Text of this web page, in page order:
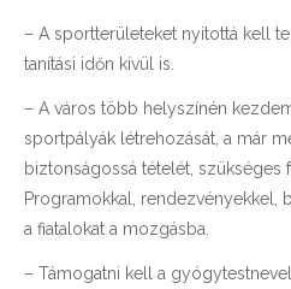
– A sportterületeket nyitottá kell
tanítási időn kívül is.
– A város több helyszínén
sportpályák létrehozását, a már
biztonságossá tételét, szükséges
Programokkal, rendezvényekkel,
a fiatalokat a mozgásba.
– Támogatni kell a